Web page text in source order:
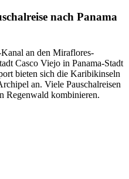
nach Panama
an den Miraflores-
Casco Viejo in Panama-Stadt
bieten sich die Karibikinseln
an. Viele Pauschalreisen
Regenwald kombinieren.